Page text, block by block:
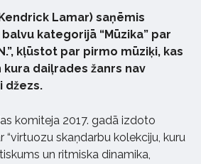
Lamar) saņēmis
kategorijā “Mūzika” par
kļūstot par pirmo mūziķi, kas
kura daiļrades žanrs nav
džezs.
komiteja 2017. gadā izdoto
“virtuozu skaņdarbu kolekciju, kuru
un ritmiska dinamika,